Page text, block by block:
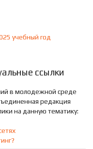
учебный год
ссылки
в молодежной среде
редакция
на данную тематику: